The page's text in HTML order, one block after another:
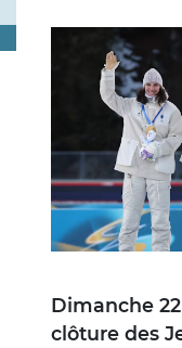
Dimanche
clôture des